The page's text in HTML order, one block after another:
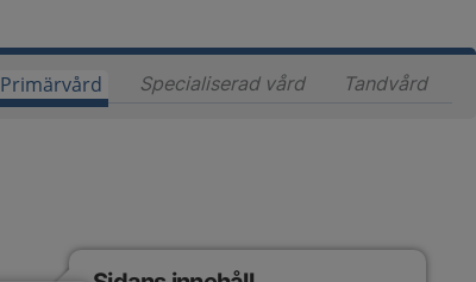
Primärvård Specialiserad vårdInnehåll för
Tandvård